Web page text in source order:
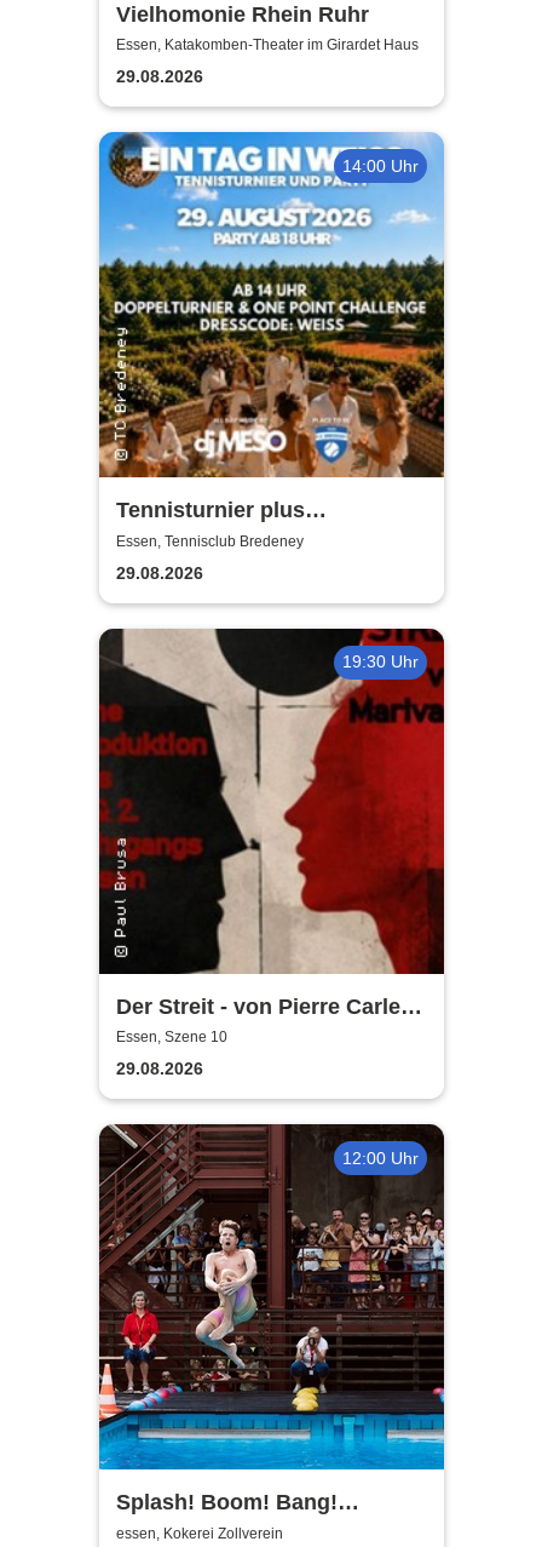
Vielhomonie Rhein Ruhr
Essen, Katakomben-Theater im Girardet Haus
29.08.2026
14:00 Uhr
Tennisturnier plus
Wimbledon Chic Party
Essen, Tennisclub Bredeney
29.08.2026
19:30 Uhr
Der Streit - von Pierre Carlet
de Chamblain de Marivaux
Essen, Szene 10
29.08.2026
12:00 Uhr
Splash! Boom! Bang!
Arschbomben-Contest auf
essen, Kokerei Zollverein